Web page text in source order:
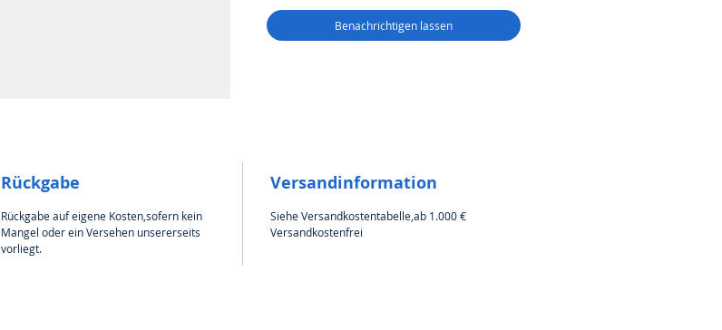
Benachrichtigen lassen
Rückgabe
Rückgabe auf eigene Kosten,sofern kein
Mangel oder ein Versehen unsererseits
vorliegt.
Versandinformation
Siehe Versandkostentabelle,ab 1.000 €
Versandkostenfrei